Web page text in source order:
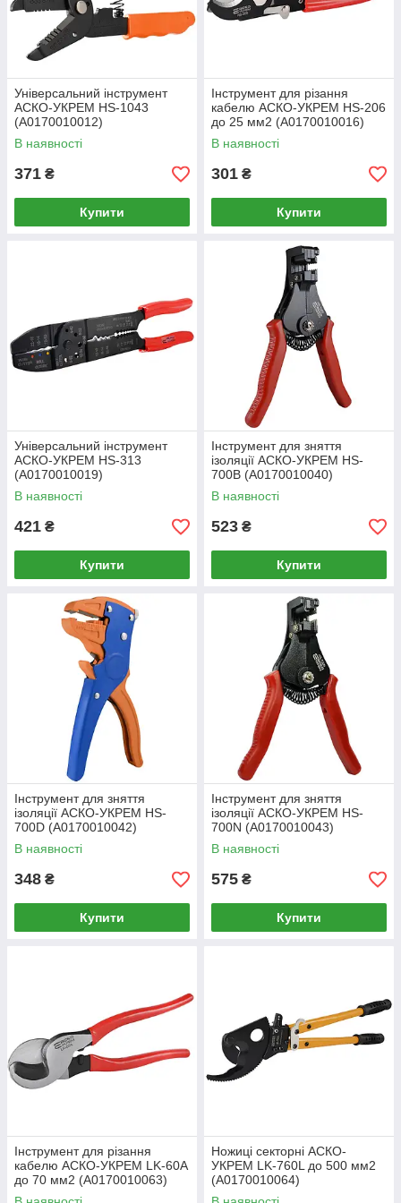
Універсальний інструмент
АСКО-УКРЕМ HS-1043
(A0170010012)
В наявності
371 ₴
Купити
Інструмент для різання
кабелю АСКО-УКРЕМ HS-206
до 25 мм2 (A0170010016)
В наявності
301 ₴
Купити
Універсальний інструмент
АСКО-УКРЕМ HS-313
(A0170010019)
В наявності
421 ₴
Купити
Інструмент для зняття
ізоляції АСКО-УКРЕМ HS-
700B (A0170010040)
В наявності
523 ₴
Купити
Інструмент для зняття
ізоляції АСКО-УКРЕМ HS-
700D (A0170010042)
В наявності
348 ₴
Купити
Інструмент для зняття
ізоляції АСКО-УКРЕМ HS-
700N (A0170010043)
В наявності
575 ₴
Купити
Інструмент для різання
кабелю АСКО-УКРЕМ LK-60A
до 70 мм2 (A0170010063)
Ножиці секторні АСКО-
УКРЕМ LK-760L до 500 мм2
(A0170010064)